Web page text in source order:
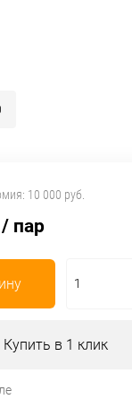
10 000 руб.
/ пар
Купить в 1 клик